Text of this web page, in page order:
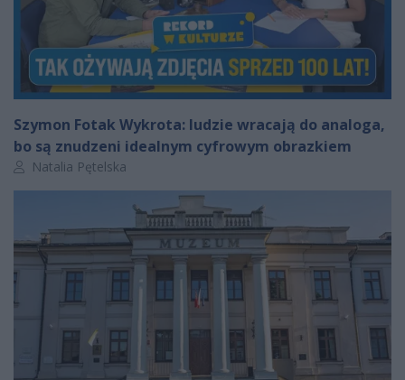
Szymon Fotak Wykrota: ludzie wracają do analoga,
bo są znudzeni idealnym cyfrowym obrazkiem
Autor artykułu:
Natalia Pętelska